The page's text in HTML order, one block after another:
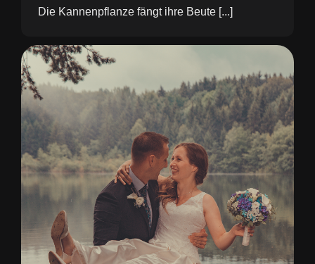
Die Kannenpflanze fängt ihre Beute [...]